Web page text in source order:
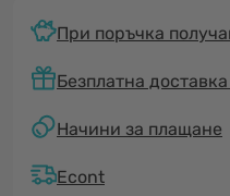
При поръчка
Безплатна
Начини за плащане
Econt